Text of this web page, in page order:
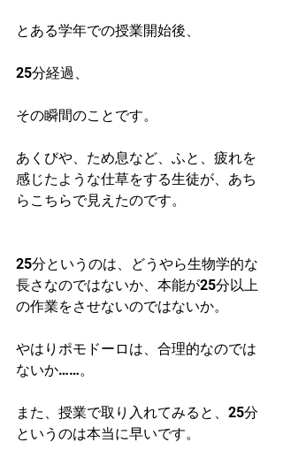
とある学年での授業開始後、
25分経過、
その瞬間のことです。
あくびや、ため息など、ふと、疲れを
感じたような仕草をする生徒が、あち
らこちらで見えたのです。
25分というのは、どうやら生物学的な
長さなのではないか、本能が25分以上
の作業をさせないのではないか。
やはりポモドーロは、合理的なのでは
ないか……。
また、授業で取り入れてみると、25分
というのは本当に早いです。